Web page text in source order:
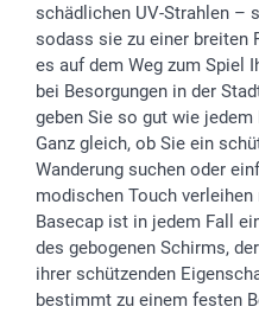
Widerrufsrecht
Zu allen Anlässen
Status der Bestellung
smartfriends
smartgarantie
smartbonus
schädlichen UV-Strahlen –
sodass sie zu einer breiten
es auf dem Weg zum Spiel
bei Besorgungen in der
geben Sie so gut wie
Ganz gleich, ob Sie ein
Wanderung suchen oder
modischen Touch
Basecap ist in jedem Fall
des gebogenen Schirms,
ihrer schützenden
bestimmt zu einem festen